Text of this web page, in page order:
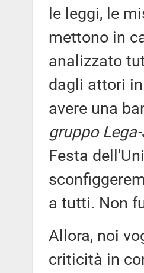
le leggi, le
mettono in
analizzato
dagli attori
avere una
gruppo
Festa
a tutti. Non
Allora, noi
criticità in